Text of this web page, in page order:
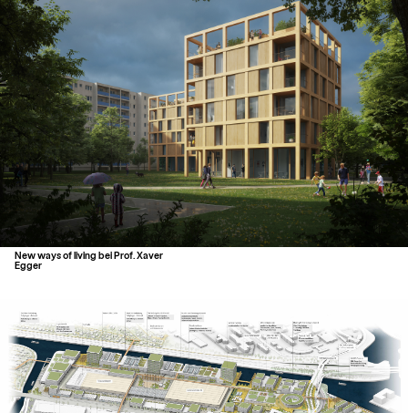
New ways of living bei Prof. Xaver
Egger